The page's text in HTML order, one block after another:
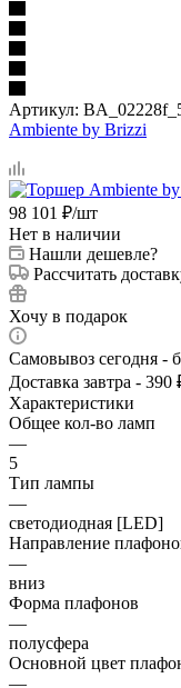
Артикул:
Ambiente by Brizzi
98 101 ₽/шт
Нет в наличии
Нашли дешевле?
Рассчитать
Хочу в подарок
Самовывоз сегодня -
Доставка завтра - 390
Характеристики
Общее кол-во ламп
—
5
Тип лампы
—
светодиодная [LED]
Направление
—
вниз
Форма плафонов
—
полусфера
Основной цвет
—